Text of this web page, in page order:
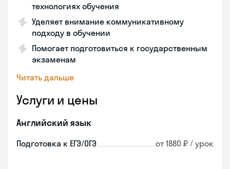
технологиях обучения
Уделяет внимание коммуникативному
подходу в обучении
Помогает подготовиться к государственным
экзаменам
Читать дальше
Услуги и цены
Английский язык
Подготовка к ЕГЭ/ОГЭ от 1880 ₽ / урок